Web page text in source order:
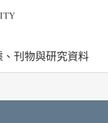
、刊物與研究資料